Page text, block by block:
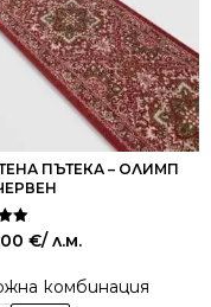
ПЪТЕКА – ОЛИМП
на €/ л.м.
комбинация